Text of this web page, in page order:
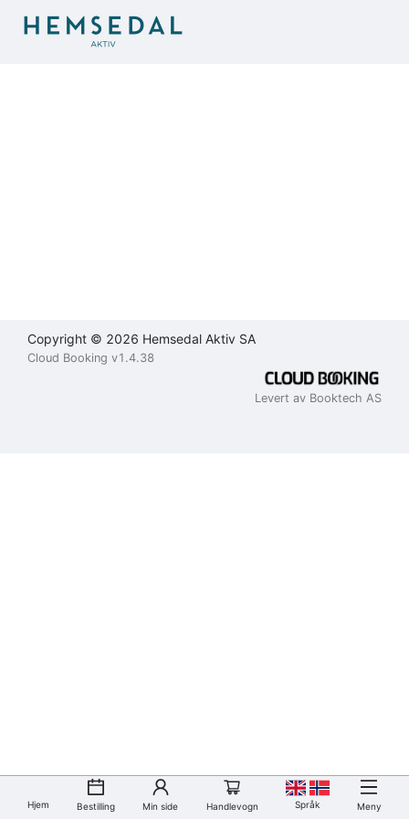
Copyright © 2026 Hemsedal Aktiv SA
Cloud Booking v1.4.38
Levert av Booktech AS
Hjem Bestilling Min side Handlevogn Språk Meny
Brukeravtale
Personvernerklæring
Kontakt